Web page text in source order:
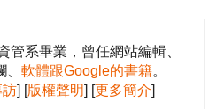
管系畢業，曾任網站編輯、
軟體跟Google的書籍。
訪] [版權聲明] [更多簡介]